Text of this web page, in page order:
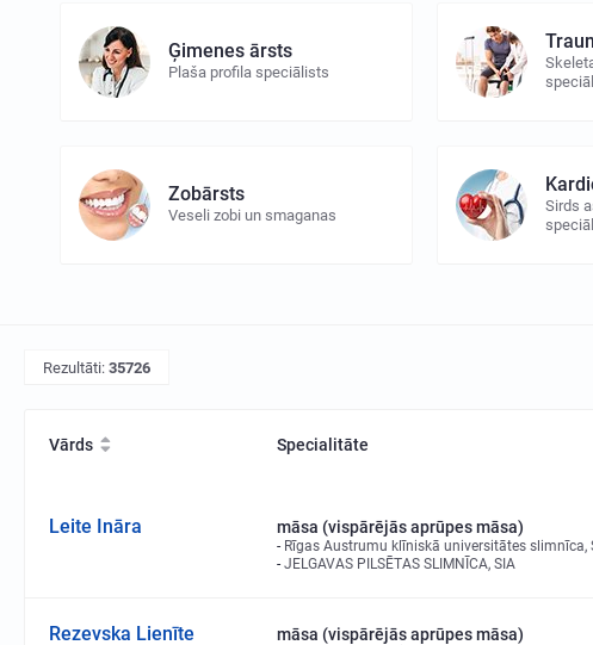
Ģimenes ārsts
Plaša profila speciālists
Zobārsts
Veseli zobi un smaganas
Sirds
Rezultāti: 35726
Vārds Specialitāte
Leite Ināra māsa (vispārējās aprūpes māsa)
Rīgas Austrumu klīniskā universitātes slimnīca,
JELGAVAS PILSĒTAS SLIMNĪCA, SIA
Rezevska Lienīte māsa (vispārējās aprūpes māsa)